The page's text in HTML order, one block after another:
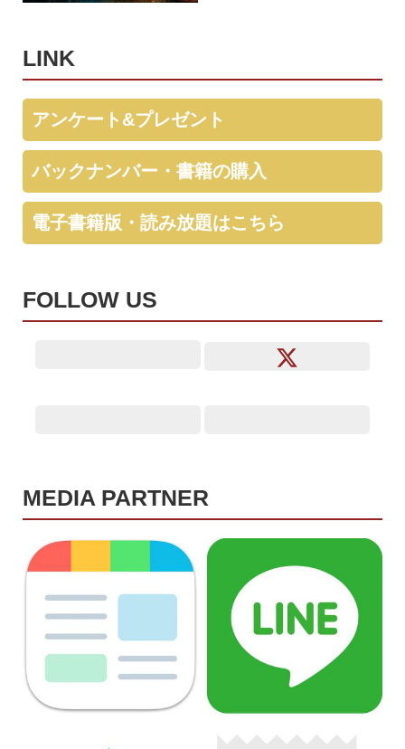
LINK
アンケート&プレゼント
バックナンバー・書籍の購入
電子書籍版・読み放題はこちら
FOLLOW US
MEDIA PARTNER